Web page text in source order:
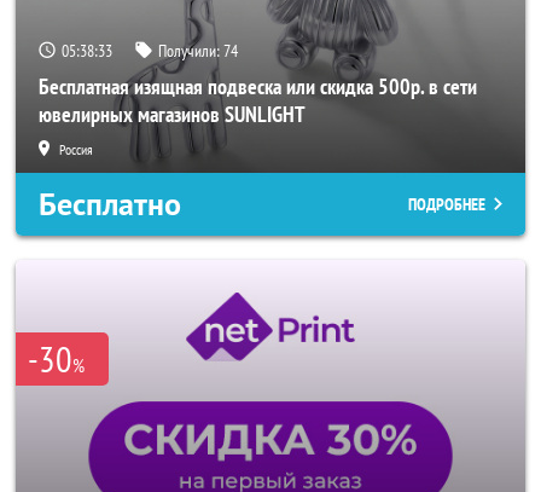
05:38:31 Получили:74
Бесплатная изящная подвеска или скидка 500р. в сети
ювелирных магазинов SUNLIGHT
Россия
Бесплатно ПОДРОБНЕЕ
-30%